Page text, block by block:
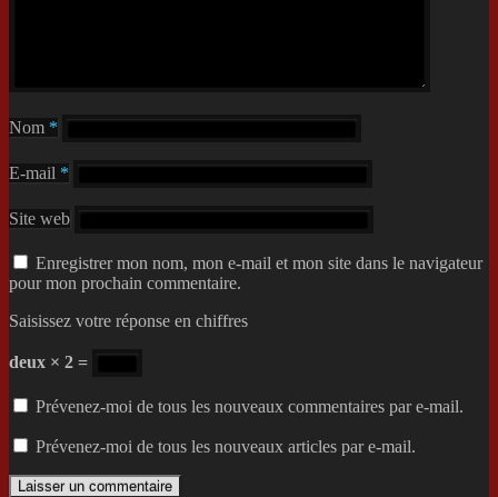
Nom *
E-mail *
Site web
Enregistrer mon nom, mon e-mail et mon site dans le navigateur
pour mon prochain commentaire.
Saisissez votre réponse en chiffres
deux × 2 =
Prévenez-moi de tous les nouveaux commentaires par e-mail.
Prévenez-moi de tous les nouveaux articles par e-mail.